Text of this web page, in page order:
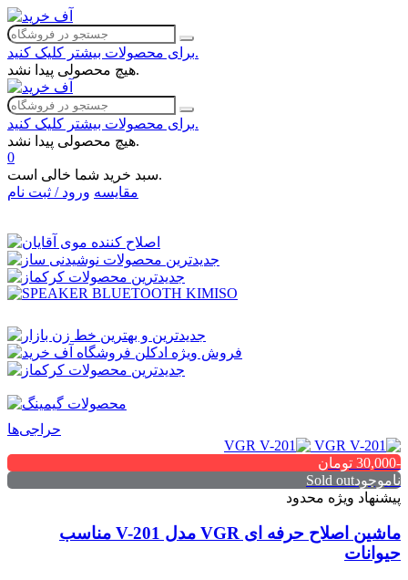
برای محصولات بیشتر کلیک کنید.
هیچ محصولی پیدا نشد.
برای محصولات بیشتر کلیک کنید.
هیچ محصولی پیدا نشد.
0
سبد خرید شما خالی است.
مقایسه ورود / ثبت نام
حراجی‌ها
-30,000 تومان
ناموجودSold out
پیشنهاد ویژه محدود
ماشین اصلاح حرفه ای VGR مدل V-201 مناسب
حیوانات